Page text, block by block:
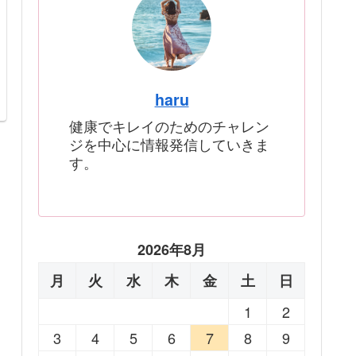
haru
健康でキレイのためのチャレン
ジを中心に情報発信していきま
す。
2026年8月
月
火 水 木 金 土
日
1
2
3
4 5 6 7 8
9